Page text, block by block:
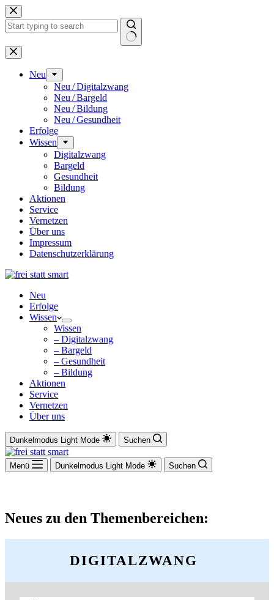
Zum
Inhalt
springen
Keine
Ergebnisse
Neu
Neu / Digitalzwang
Neu / Bargeld
Neu / Bildung
Neu / Gesundheit
Erfolge
Wissen
Digitalzwang
Bargeld
Gesundheit
Bildung
Aktionen
Service
Vernetzen
Über uns
Impressum
Datenschutz­erklärung
Neu
Erfolge
Wissen
Wissen
– Digitalzwang
– Bargeld
– Gesundheit
– Bildung
Aktionen
Service
Vernetzen
Über uns
Dunkelmodus Light Mode Suchen
Menü Dunkelmodus Light Mode Suchen
Neues zu den Themenbereichen:
DIGITALZWANG